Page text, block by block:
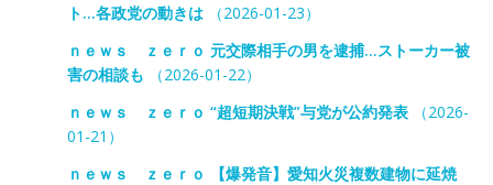
ト…各政党の動きは（2026-01-23）
ｎｅｗｓ ｚｅｒｏ 元交際相手の男を逮捕…ストーカー被
害の相談も （2026-01-22）
ｎｅｗｓ ｚｅｒｏ “超短期決戦”与党が公約発表（2026-
01-21）
ｎｅｗｓ ｚｅｒｏ 【爆発音】愛知火災複数建物に延焼